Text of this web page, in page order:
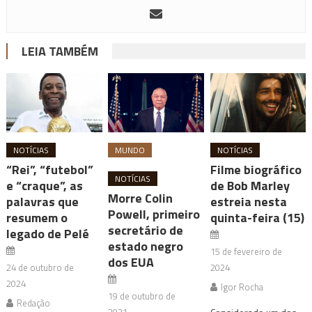
LEIA TAMBÉM
NOTÍCIAS
“Rei”, “futebol”
e “craque”, as
palavras que
resumem o
legado de Pelé
24 de outubro de
2024
Redação
MUNDO
NOTÍCIAS
Morre Colin
Powell, primeiro
secretário de
estado negro
dos EUA
19 de outubro de
NOTÍCIAS
Filme biográfico
de Bob Marley
estreia nesta
quinta-feira (15)
15 de fevereiro de
2024
Igor Rocha